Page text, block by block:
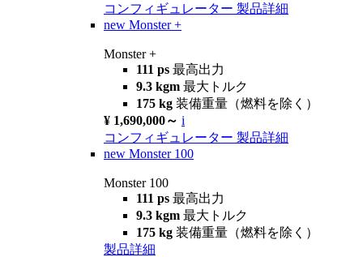
コンフィギュレーター 製品詳細
new Monster +
Monster +
111 ps 最高出力
9.3 kgm 最大トルク
175 kg 装備重量（燃料を除く）
¥ 1,690,000～ i
コンフィギュレーター 製品詳細
new Monster 100
Monster 100
111 ps 最高出力
9.3 kgm 最大トルク
175 kg 装備重量（燃料を除く）
製品詳細